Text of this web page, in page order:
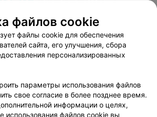
Новости проекта
Размещение рекламы
маркетинг
Публичный договор
соглашение
Способы оплаты
Вакансии
Партнеры
Написать в поддержку
настройки cookie
персональных данных
файлов cookie
файлы cookie для обеспечения
сайта, его улучшения, сбора
персонализированных
параметры использования файлов
свое согласие в более позднее время.
информации о целях,
использования файлов cookie вы